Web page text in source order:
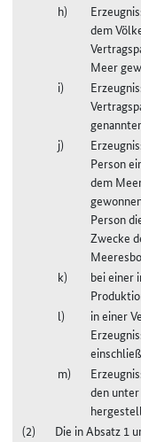
dem
Meer
Person
dem
Person
Zwecke
bei einer
in einer
den
Die in Absatz 1